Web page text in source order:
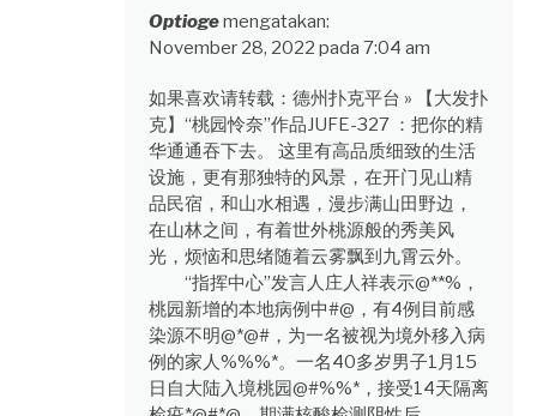
Optiogemengatakan:
November 28, 2022 pada 7:04 am
如果喜欢请转载：德州扑克平台 » 【大发扑
克】“桃园怜奈”作品JUFE-327 ：把你的精
华通通吞下去。 这里有高品质细致的生活
设施，更有那独特的风景，在开门见山精
品民宿，和山水相遇，漫步满山田野边，
在山林之间，有着世外桃源般的秀美风
光，烦恼和思绪随着云雾飘到九霄云外。
“指挥中心”发言人庄人祥表示@**%，
桃园新增的本地病例中#@，有4例目前感
染源不明@*@#，为一名被视为境外移入病
例的家人%%%*。一名40多岁男子1月15
日自大陆入境桃园@#%%*，接受14天隔离